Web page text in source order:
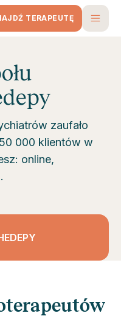
TERAPEUTĘ
zaufało
000 klientów w
online,